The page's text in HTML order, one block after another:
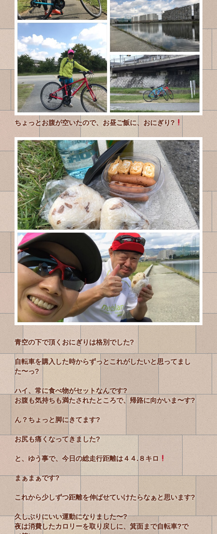
ちょっとお腹が空いたので、お昼ご飯に、おにぎり?
青空の下で頂くおにぎりは格別でした?
自転車を購入した時からずっとこれがしたいと思ってまし
た〜っ?
ハイ、常に食べ物がセットなんです?
お腹も気持ちも満たされたところで、帰路に向かいま〜す?
ん？ちょっと脚にきてます?
お尻も痛くなってきました?
と、ゆう事で、今日の総走行距離は４４.８キロ
まぁまぁです?
これから少しずつ距離を伸ばせていけたらなぁと思います?
久しぶりにいい運動になりました〜?
夜は消費したカロリーを取り戻しに、箕面まで自転車?で